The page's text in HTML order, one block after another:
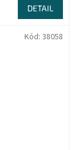
DETAIL
Kód: 38058